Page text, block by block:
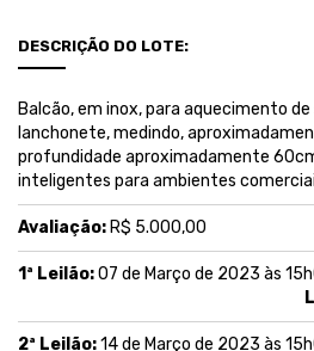
DESCRIÇÃO DO LOTE:
Balcão, em inox, para aquecimento
lanchonete, medindo,
profundidade aproximadamente
inteligentes para ambientes
Avaliação: R$ 5.000,00
1ª Leilão:07 de Março de 2023 às
2ª Leilão:14 de Março de 2023 às